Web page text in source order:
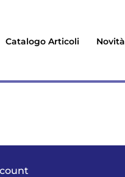
Catalogo Articoli Novità